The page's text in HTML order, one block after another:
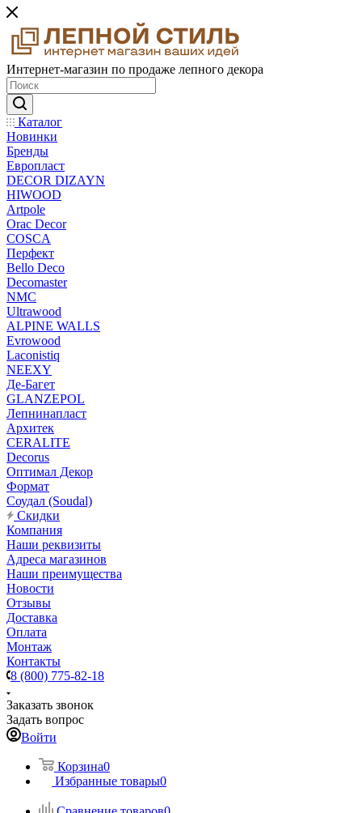
Интернет-магазин по продаже лепного декора
Каталог
Новинки
Бренды
Европласт
DECOR DIZAYN
HIWOOD
Artpole
Orac Decor
COSCA
Перфект
Bello Deco
Decomaster
NMС
Ultrawood
ALPINE WALLS
Evrowood
Laconistiq
NEEXY
Де-Багет
GLANZEPOL
Лепнинапласт
Архитек
CERALITE
Decorus
Оптимал Декор
Формат
Соудал (Soudal)
Скидки
Компания
Наши реквизиты
Адреса магазинов
Наши преимущества
Новости
Отзывы
Доставка
Оплата
Монтаж
Контакты
8 (800) 775-82-18
Заказать звонок
Задать вопрос
Войти
Корзина0
Избранные товары0